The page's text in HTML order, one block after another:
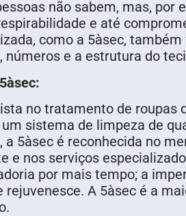
não sabem, mas, por
e até
como a 5àsec,
números e a estrutura do
no tratamento de roupas
sistema de limpeza de
a 5àsec é reconhecida no
e nos serviços
por mais tempo; a
rejuvenesce. A 5àsec é a